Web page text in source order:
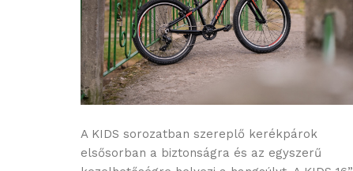
A KIDS sorozatban szereplő kerékpárok
elsősorban a biztonságra és az egyszerű